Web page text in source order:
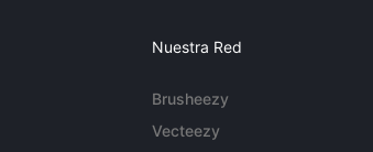
Nuestra Red
Brusheezy
Vecteezy